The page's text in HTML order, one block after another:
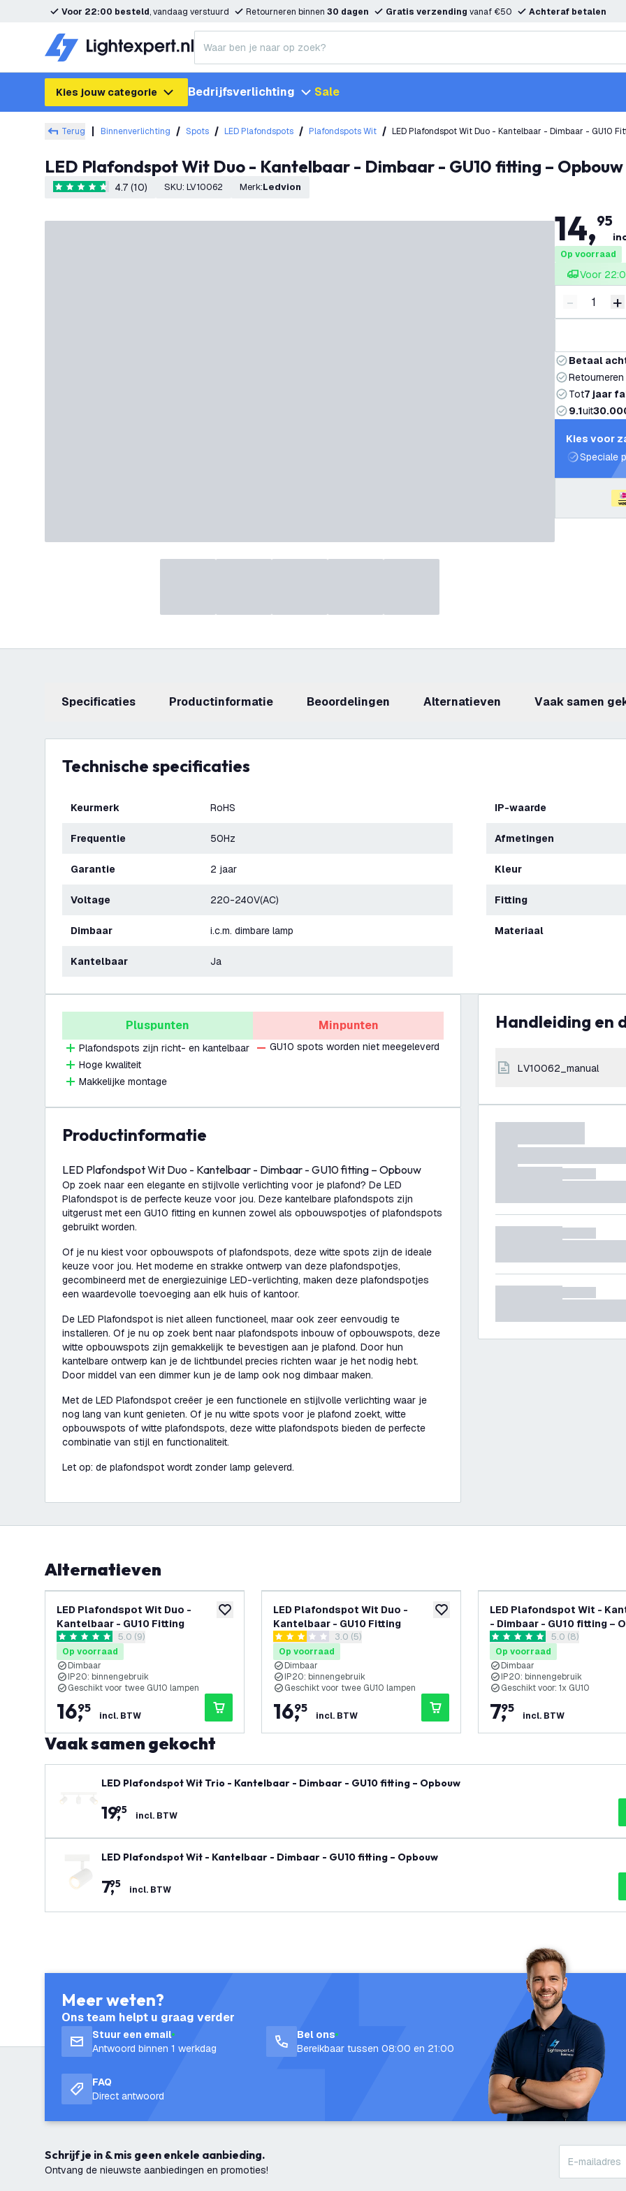
Voor 22:00 besteld, vandaag verstuurd Retourneren binnen 30 dagen Gratis verzending vanaf €50 Achteraf betalen
Kies jouw categorie Bedrijfsverlichting Sale
Terug Binnenverlichting Spots LED Plafondspots Plafondspots Wit LED Plafondspot Wit Duo - Kantelbaar - Dimbaar - GU10
LED Plafondspot Wit Duo - Kantelbaar - Dimbaar - GU10 fitting – Opbouw
4.7 score sterren4.7 (10) SKU: LV10062 Merk: Ledvion
14,95
Op voorraad
Voor
Verminder
- +
Betaal
Tot7 jaar
9.1uit
Kies voor
Speciale
Specificaties productinformatie beoordelingen Alternatieven Vaak samen
Technische specificaties
Keurmerk RoHS
Frequentie 50Hz
Garantie 2 jaar
Voltage 220-240V(AC)
Dimbaar i.c.m. dimbare lamp
Kantelbaar Ja
IP-waarde
Afmetingen
Kleur
Fitting
Materiaal
Pluspunten
Plafondspots zijn richt- en kantelbaar
Hoge kwaliteit
Makkelijke montage
Minpunten
GU10 spots worden niet meegeleverd
productinformatie
LED Plafondspot Wit Duo - Kantelbaar - Dimbaar - GU10 fitting – Opbouw
Op zoek naar een elegante en stijlvolle verlichting voor je plafond? De LED
Plafondspot is de perfecte keuze voor jou. Deze kantelbare plafondspots zijn
uitgerust met een GU10 fitting en kunnen zowel als opbouwspotjes of plafondspots
gebruikt worden.
Of je nu kiest voor opbouwspots of plafondspots, deze witte spots zijn de ideale
keuze voor jou. Het moderne en strakke ontwerp van deze plafondspotjes,
gecombineerd met de energiezuinige LED-verlichting, maken deze plafondspotjes
een waardevolle toevoeging aan elk huis of kantoor.
De LED Plafondspot is niet alleen functioneel, maar ook zeer eenvoudig te
installeren. Of je nu op zoek bent naar plafondspots inbouw of opbouwspots, deze
witte opbouwspots zijn gemakkelijk te bevestigen aan je plafond. Door hun
kantelbare ontwerp kan je de lichtbundel precies richten waar je het nodig hebt.
Door middel van een dimmer kun je de lamp ook nog dimbaar maken.
Met de LED Plafondspot creëer je een functionele en stijlvolle verlichting waar je
nog lang van kunt genieten. Of je nu witte spots voor je plafond zoekt, witte
opbouwspots of witte plafondspots, deze witte plafondspots bieden de perfecte
combinatie van stijl en functionaliteit.
Let op: de plafondspot wordt zonder lamp geleverd.
Handleiding en
LV10062_manual
Alternatieven
toevoegen aan verlanglijst
LED Plafondspot Wit Duo -
Kantelbaar - GU10 Fitting
reviews drawer openen
5 score sterren5.0 (9)
Op voorraad
Dimbaar
IP20: binnengebruik
Geschikt voor twee GU10 lampen
16,
95
incl. BTW
toevoegen aan verlanglijst
LED Plafondspot Wit Duo -
Kantelbaar - GU10 Fitting
reviews drawer openen
3 score sterren3.0 (5)
Op voorraad
Dimbaar
IP20: binnengebruik
Geschikt voor twee GU10 lampen
16,
95
incl. BTW
LED Plafondspot Wit -
- Dimbaar - GU10 fitting –
reviews drawer
5 score sterren5.0 (8)
Op voorraad
Dimbaar
IP20: binnengebruik
Geschikt voor: 1x GU10
7,
95
incl. BTW
Vaak samen gekocht
LED Plafondspot Wit Trio - Kantelbaar - Dimbaar - GU10 fitting – Opbouw
19,
95 incl. BTW
LED Plafondspot Wit - Kantelbaar - Dimbaar - GU10 fitting – Opbouw
7,
95 incl. BTW
Meer weten?
Ons team helpt u graag verder
Stuur een email
Antwoord binnen 1 werkdag
Bel ons
Bereikbaar tussen 08:00 en 21:00
FAQ
Direct antwoord
Schrijf je in & mis geen enkele aanbieding.
Ontvang de nieuwste aanbiedingen en promoties!